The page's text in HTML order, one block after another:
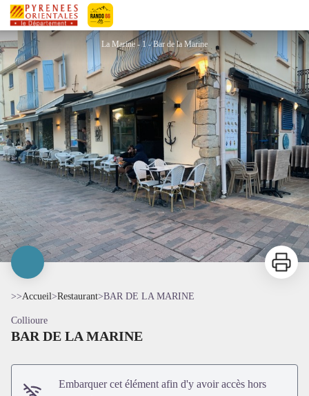
Pyrénées-Orientales Le Département
BAR DE LA MARINE
La Marine - 1 - Bar de la Marine
Voir l'image en plein écran
Imprimer
>>Accueil>Restaurant>BAR DE LA MARINE
Collioure
BAR DE LA MARINE
Embarquer cet élément afin d'y avoir accès hors